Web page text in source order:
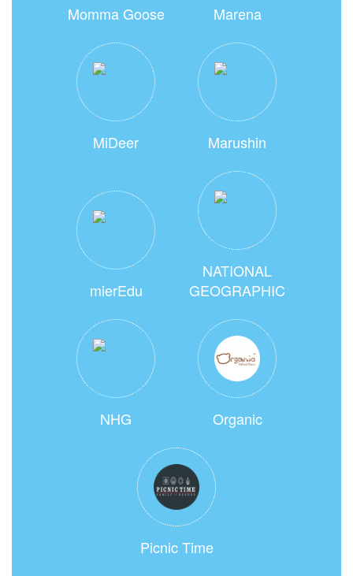
Momma Goose Marena
MiDeer Marushin
mierEdu
NATIONAL
GEOGRAPHIC
NHG Organic
Picnic Time